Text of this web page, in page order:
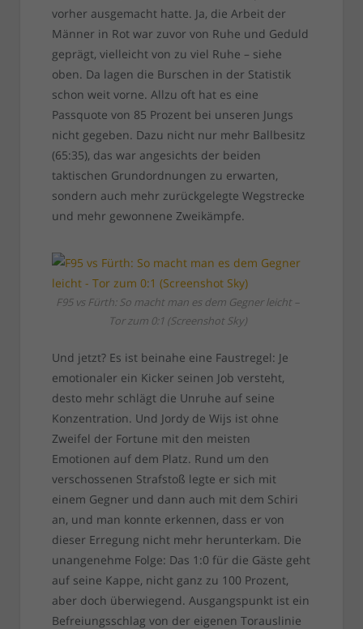
vorher ausgemacht hatte. Ja, die Arbeit der
Männer in Rot war zuvor von Ruhe und Geduld
geprägt, vielleicht von zu viel Ruhe – siehe
oben. Da lagen die Burschen in der Statistik
schon weit vorne. Allzu oft hat es eine
Passquote von 85 Prozent bei unseren Jungs
nicht gegeben. Dazu nicht nur mehr Ballbesitz
(65:35), das war angesichts der beiden
taktischen Grundordnungen zu erwarten,
sondern auch mehr zurückgelegte Wegstrecke
und mehr gewonnene Zweikämpfe.
F95 vs Fürth: So macht man es dem Gegner leicht –
Tor zum 0:1 (Screenshot Sky)
Und jetzt? Es ist beinahe eine Faustregel: Je
emotionaler ein Kicker seinen Job versteht,
desto mehr schlägt die Unruhe auf seine
Konzentration. Und Jordy de Wijs ist ohne
Zweifel der Fortune mit den meisten
Emotionen auf dem Platz. Rund um den
verschossenen Strafstoß legte er sich mit
einem Gegner und dann auch mit dem Schiri
an, und man konnte erkennen, dass er von
dieser Erregung nicht mehr herunterkam. Die
unangenehme Folge: Das 1:0 für die Gäste geht
auf seine Kappe, nicht ganz zu 100 Prozent,
aber doch überwiegend. Ausgangspunkt ist ein
Befreiungsschlag von der eigenen Torauslinie